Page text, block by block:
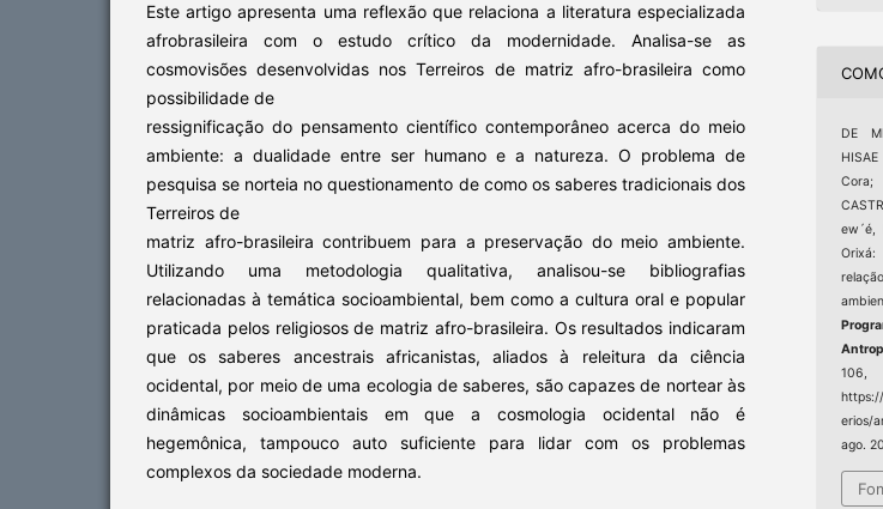
Este artigo apresenta uma reflexão que relaciona a literatura especializada
afrobrasileira com o estudo crítico da modernidade. Analisa-se as
cosmovisões desenvolvidas nos Terreiros de matriz afro-brasileira como
possibilidade de
ressignificação do pensamento científico contemporâneo acerca do meio
ambiente: a dualidade entre ser humano e a natureza. O problema de
pesquisa se norteia no questionamento de como os saberes tradicionais dos
Terreiros de
matriz afro-brasileira contribuem para a preservação do meio ambiente.
Utilizando uma metodologia qualitativa, analisou-se bibliografias
relacionadas à temática socioambiental, bem como a cultura oral e popular
praticada pelos religiosos de matriz afro-brasileira. Os resultados indicaram
que os saberes ancestrais africanistas, aliados à releitura da ciência
ocidental, por meio de uma ecologia de saberes, são capazes de nortear às
dinâmicas socioambientais em que a cosmologia ocidental não é
hegemônica, tampouco auto suficiente para lidar com os problemas
complexos da sociedade moderna.
DE
Cora;
ew´é,
Orixá:
erios/
ago.